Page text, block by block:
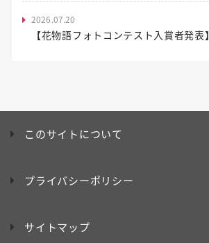
2026.07.20
【花物語フォトコンテスト入賞者発表】
このサイトについて
プライバシーポリシー
サイトマップ